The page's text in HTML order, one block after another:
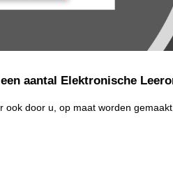
aantal Elektronische
ook door u, op maat worden